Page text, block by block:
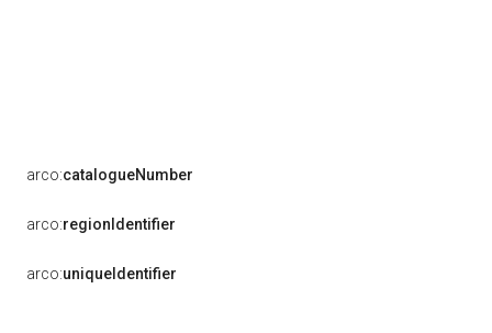
arco:catalogueNumber
arco:regionIdentifier
arco:uniqueIdentifier